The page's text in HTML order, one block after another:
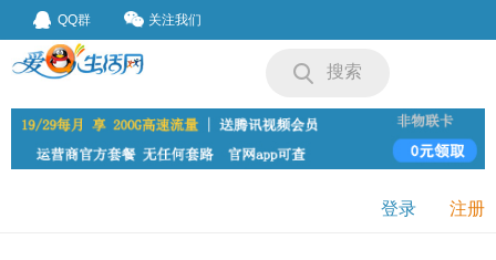
QQ群 关注我们
搜索
登录 注册